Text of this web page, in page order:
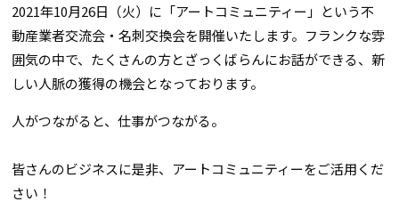
2021年10月26日（火）に「アートコミュニティー」という不
動産業者交流会・名刺交換会を開催いたします。フランクな雰
囲気の中で、たくさんの方とざっくばらんにお話ができる、新
しい人脈の獲得の機会となっております。
人がつながると、仕事がつながる。
皆さんのビジネスに是非、アートコミュニティーをご活用くだ
さい！